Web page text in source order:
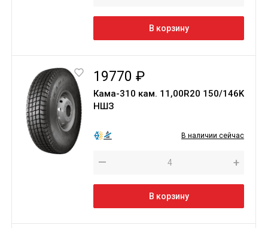
В корзину
19770 ₽
Кама-310 кам. 11,00R20 150/146K
НШЗ
В наличии сейчас
— +
В корзину